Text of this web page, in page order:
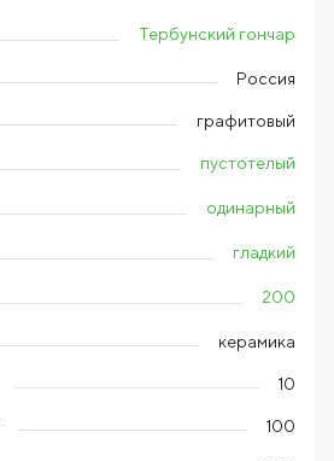
Тербунский гончар
Россия
графитовый
пустотелый
одинарный
гладкий
200
керамика
10
100